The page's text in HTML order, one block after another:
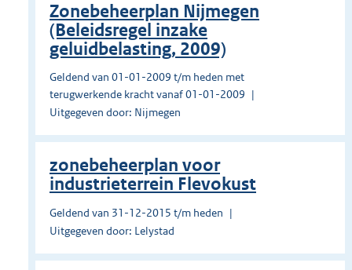
Zonebeheerplan Nijmegen
(Beleidsregel inzake
geluidbelasting, 2009)
Geldend van 01-01-2009 t/m heden met
terugwerkende kracht vanaf 01-01-2009
Uitgegeven door: Nijmegen
zonebeheerplan voor
industrieterrein Flevokust
Geldend van 31-12-2015 t/m heden
Uitgegeven door: Lelystad